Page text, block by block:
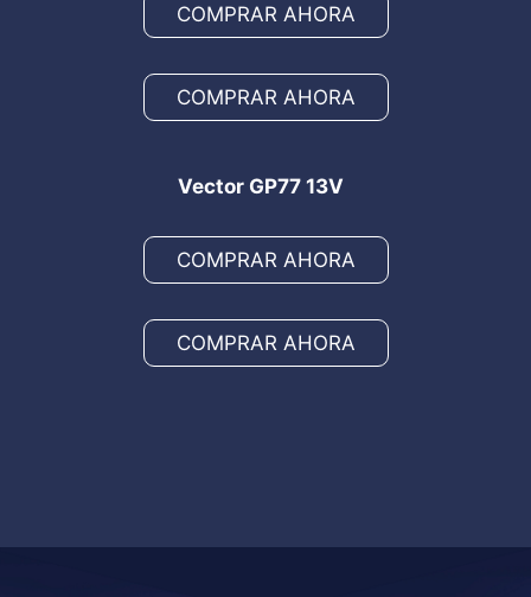
COMPRAR AHORA
COMPRAR AHORA
Vector GP77 13V
COMPRAR AHORA
COMPRAR AHORA